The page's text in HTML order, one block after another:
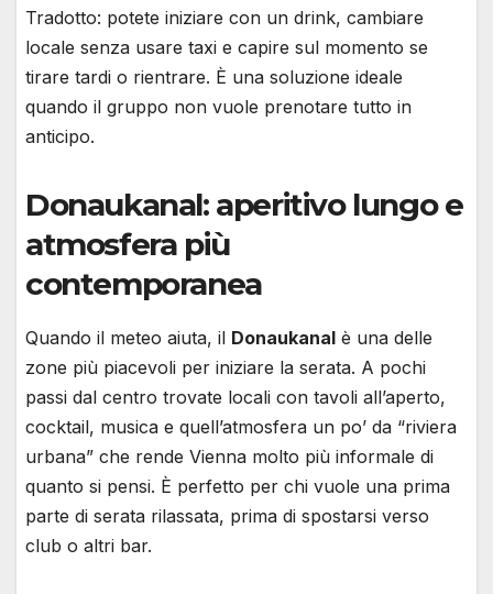
Tradotto: potete iniziare con un drink, cambiare
locale senza usare taxi e capire sul momento se
tirare tardi o rientrare. È una soluzione ideale
quando il gruppo non vuole prenotare tutto in
anticipo.
Donaukanal: aperitivo lungo e
atmosfera più
contemporanea
Quando il meteo aiuta, il Donaukanal è una delle
zone più piacevoli per iniziare la serata. A pochi
passi dal centro trovate locali con tavoli all’aperto,
cocktail, musica e quell’atmosfera un po’ da “riviera
urbana” che rende Vienna molto più informale di
quanto si pensi. È perfetto per chi vuole una prima
parte di serata rilassata, prima di spostarsi verso
club o altri bar.